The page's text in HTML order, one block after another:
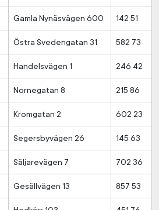
Gamla Nynäsvägen 600 142 51
Östra Svedengatan 31 582 73
Handelsvägen 1 246 42
Nornegatan 8 215 86
Kromgatan 2 602 23
Segersbyvägen 26 145 63
Säljarevägen 7 702 36
Gesällvägen 13 857 53